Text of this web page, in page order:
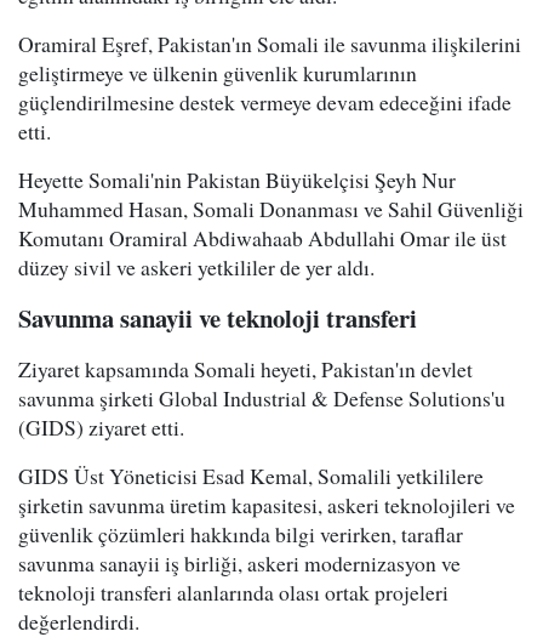
Oramiral Eşref, Pakistan'ın Somali ile savunma ilişkilerini
geliştirmeye ve ülkenin güvenlik kurumlarının
güçlendirilmesine destek vermeye devam edeceğini ifade
etti.
Heyette Somali'nin Pakistan Büyükelçisi Şeyh Nur
Muhammed Hasan, Somali Donanması ve Sahil Güvenliği
Komutanı Oramiral Abdiwahaab Abdullahi Omar ile üst
düzey sivil ve askeri yetkililer de yer aldı.
Savunma sanayii ve teknoloji transferi
Ziyaret kapsamında Somali heyeti, Pakistan'ın devlet
savunma şirketi Global Industrial & Defense Solutions'u
(GIDS) ziyaret etti.
GIDS Üst Yöneticisi Esad Kemal, Somalili yetkililere
şirketin savunma üretim kapasitesi, askeri teknolojileri ve
güvenlik çözümleri hakkında bilgi verirken, taraflar
savunma sanayii iş birliği, askeri modernizasyon ve
teknoloji transferi alanlarında olası ortak projeleri
değerlendirdi.